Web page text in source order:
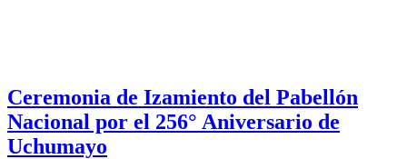
Ceremonia de Izamiento del Pabellón
Nacional por el 256° Aniversario de
Uchumayo